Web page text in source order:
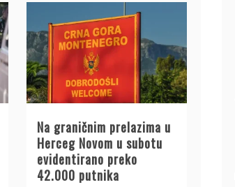
Na graničnim prelazima u
Herceg Novom u subotu
evidentirano preko
42.000 putnika